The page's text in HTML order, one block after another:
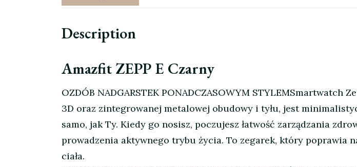
Description
Amazfit ZEPP E Czarny
OZDÓB NADGARSTEK PONADCZASOWYM STYLEMSmartwatch
3D oraz zintegrowanej metalowej obudowy i tyłu, jest
samo, jak Ty. Kiedy go nosisz, poczujesz łatwość zarządzania
prowadzenia aktywnego trybu życia. To zegarek, który poprawia
ciała.